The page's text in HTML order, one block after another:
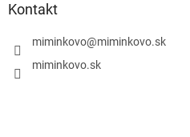
Kontakt
miminkovo@miminkovo.sk
miminkovo.sk